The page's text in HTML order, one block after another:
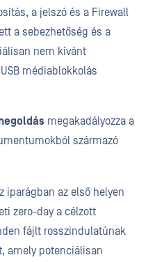
a jelszó és a Firewall
a sebezhetőség és a
nem kívánt
médiablokkolás
megakadályozza a
származó
iparágban az első helyen
zero-day a célzott
fájlt rosszindulatúnak
amely potenciálisan